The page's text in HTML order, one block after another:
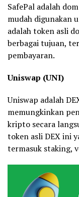
SafePal adalah
mudah digunakan
adalah token asli
berbagai tujuan,
pembayaran.
Uniswap (UNI)
Uniswap adalah
memungkinkan
kripto secara
token asli DEX ini
termasuk staking,